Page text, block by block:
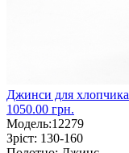
Джинси для хлопчика
1050.00 грн.
Модель:12279
Зріст: 130-160